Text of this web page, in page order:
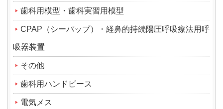
歯科用模型・歯科実習用模型
CPAP（シーパップ）・経鼻的持続陽圧呼吸療法用呼
吸器装置
その他
歯科用ハンドピース
電気メス